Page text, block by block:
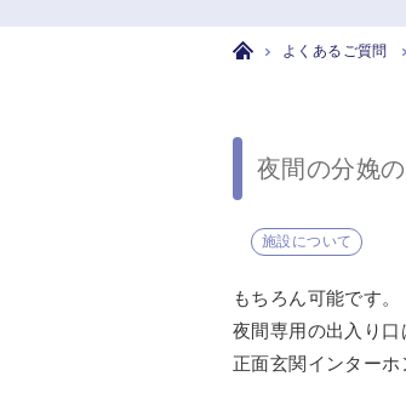
よくあるご質問
夜間の分娩
施設について
もちろん可能です。
夜間専用の出入り
正面玄関インターホ